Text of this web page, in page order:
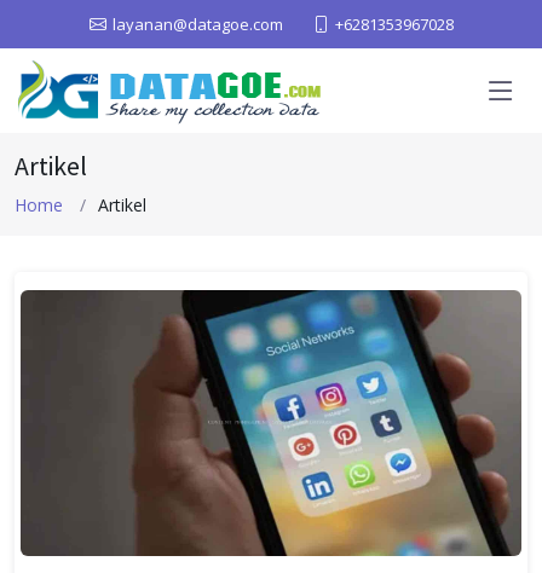
layanan@datagoe.com +6281353967028
Artikel
Home Artikel